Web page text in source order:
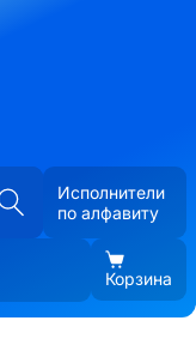
Исполнители
по алфавиту
Корзина